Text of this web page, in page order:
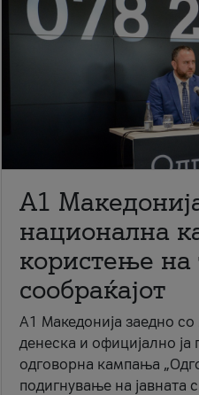
A1
национална
користење на
сообраќајот
A1 Македонија заедно
денеска и официјално
одговорна кампања
подигнување на јавната